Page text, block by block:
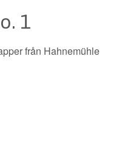
1
från Hahnemühle